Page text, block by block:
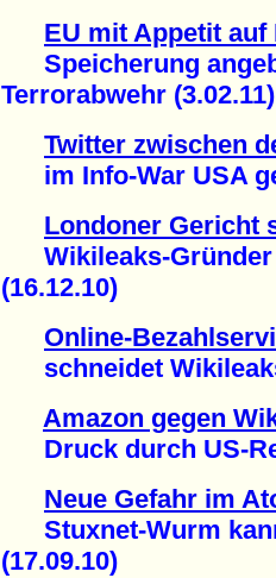
EU mit Appetit auf
Speicherung
Terrorabwehr (3.02.11)
Twitter zwischen
im Info-War USA
Londoner Gericht
Wikileaks-Gründer
(16.12.10)
Online-
schneidet
Amazon gegen
Druck durch US-
Neue Gefahr im
Stuxnet-Wurm
(17.09.10)